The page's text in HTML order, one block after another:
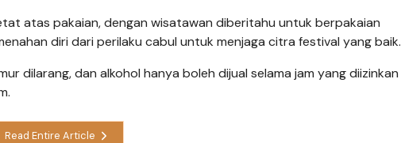
atas pakaian, dengan wisatawan diberitahu untuk berpakaian
diri dari perilaku cabul untuk menjaga citra festival yang baik.
dilarang, dan alkohol hanya boleh dijual selama jam yang diizinkan
Read Entire Article